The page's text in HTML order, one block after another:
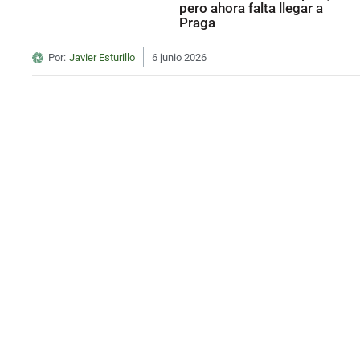
pero ahora falta llegar a
Praga
Por: Javier Esturillo 6 junio 2026